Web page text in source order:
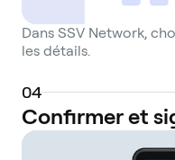
Dans SSV Network,
les détails.
04
Confirmer et